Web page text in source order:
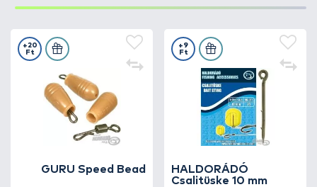
GURU Speed Bead
+20
Ft
HALDORÁDÓ
Csalitüske 10 mm
+9
Ft